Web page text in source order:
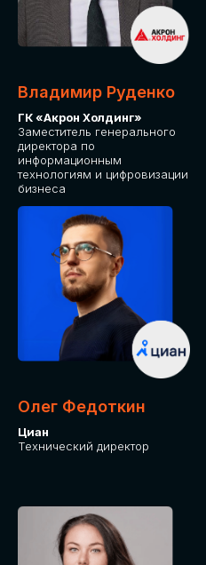
Владимир Руденко
ГК «Акрон Холдинг»
Заместитель генерального
директора по
информационным
технологиям и цифровизации
бизнеса
Олег Федоткин
Циан
Технический директор